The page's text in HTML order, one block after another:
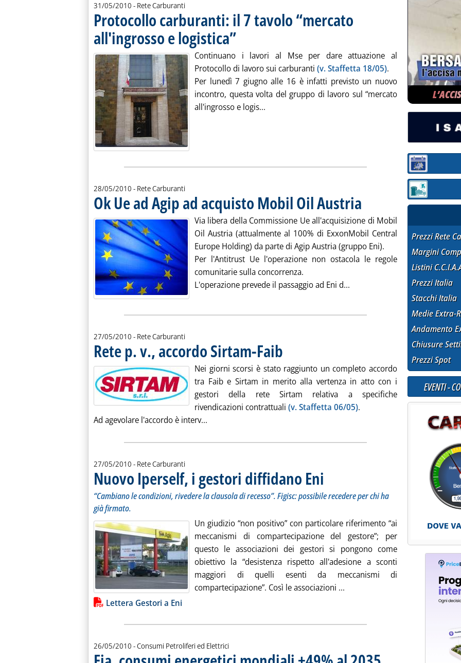
31/05/2010 - Rete Carburanti
Protocollo carburanti: il 7 tavolo “mercato
all'ingrosso e logistica”
. Pubblicata lunedì 31 maggio 2010 alle 15.49.Continuano i lavori al Mse per dare attuazione al
Protocollo di lavoro sui carburanti (v. Staffetta 18/05).
Per lunedì 7 giugno alle 16 è infatti previsto un nuovo
incontro, questa volta del gruppo di lavoro sul “mercato
all'ingrosso e logis... Leggi tutta la notizia: 'Protocollo carburanti: il 7
28/05/2010 - Rete Carburanti
Ok Ue ad Agip ad acquisto Mobil Oil Austria . Pubblicata venerdì 28 maggio 2010
Via libera della Commissione Ue all'acquisizione di Mobil
Oil Austria (attualmente al 100% di ExxonMobil Central
Europe Holding) da parte di Agip Austria (gruppo Eni).
Per l'Antitrust Ue l'operazione non ostacola le regole
comunitarie sulla concorrenza.
L'operazione prevede il passaggio ad Eni d... Leggi tutta la notizia: 'Ok Ue
27/05/2010 - Rete Carburanti
Rete p. v., accordo Sirtam-Faib
Nei giorni scorsi è stato raggiunto un completo accordo
tra Faib e Sirtam in merito alla vertenza in atto con i
gestori della rete Sirtam relativa a specifiche
rivendicazioni contrattuali (v. Staffetta 06/05).
Ad agevolare l'accordo è interv...
27/05/2010 - Rete Carburanti
Nuovo Iperself, i gestori diffidano Eni . Sottotitolo: “Cambiano le condizioni, rivedere la
. Pubblicata giovedì 27 maggio 2010 alle 12.14.
“Cambiano le condizioni, rivedere la clausola di recesso”. Figisc: possibile recedere per chi ha
già firmato.
Un giudizio “non positivo” con particolare riferimento “ai
meccanismi di compartecipazione del gestore”; per
questo le associazioni dei gestori si pongono come
obiettivo la “desistenza rispetto all'adesione a sconti
maggiori di quelli esenti da meccanismi di
compartecipazione”. Così le associazioni ... Leggi tutta la notizia: 'Nuovo
Lista allegati PDF alla notizia
Lettera Gestori a Eni
26/05/2010 - Consumi Petroliferi ed Elettrici
. Sottotitolo: Il petrolio resterà
. Pubblicata mercoledì 26
Sezione:
Sezione:
STAFFETTA
Prezzi Rete
Margini
Listini
Prezzi Italia
Stacchi Italia
Medie Extra-
Andamento
Chiusure
Prezzi Spot
EVENTI -